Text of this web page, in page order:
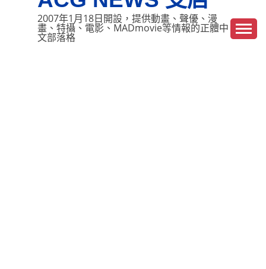
2007年1月18日開設，提供動畫、聲優、漫
畫、特攝、電影、MADmovie等情報的正體中
文部落格